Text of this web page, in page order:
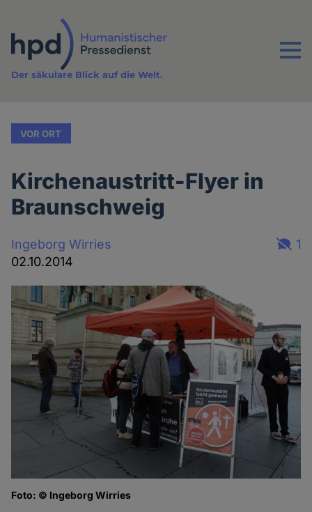
Inhalt
Menu
Der säkulare Blick auf die Welt.
VOR ORT
Kirchenaustritt-Flyer in
Braunschweig
Ingeborg Wirries
02.10.2014
1
Foto: © Ingeborg Wirries